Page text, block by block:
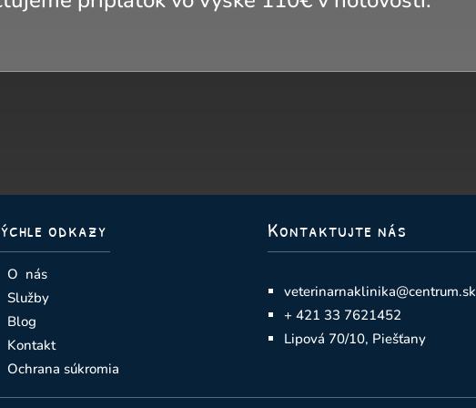
odkazy
O nás
Služby
Blog
Kontakt
Ochrana súkromia
Kontaktujte nás
veterinarnaklinika@centrum.sk
+ 421 33 7621452
Lipová 70/10, Piešťany